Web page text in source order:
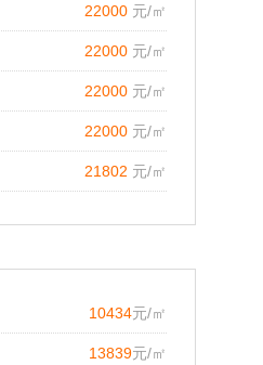
22000 元/㎡
22000 元/㎡
22000 元/㎡
22000 元/㎡
21802 元/㎡
10434元/㎡
13839元/㎡